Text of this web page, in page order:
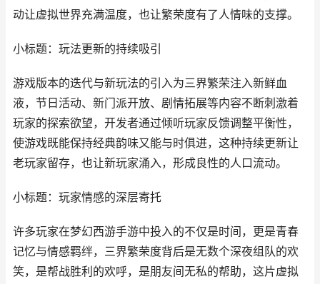
动让虚拟世界充满温度，也让繁荣度有了人情味的支撑。
小标题：玩法更新的持续吸引
游戏版本的迭代与新玩法的引入为三界繁荣注入新鲜血
液，节日活动、新门派开放、剧情拓展等内容不断刺激着
玩家的探索欲望，开发者通过倾听玩家反馈调整平衡性，
使游戏既能保持经典韵味又能与时俱进，这种持续更新让
老玩家留存，也让新玩家涌入，形成良性的人口流动。
小标题：玩家情感的深层寄托
许多玩家在梦幻西游手游中投入的不仅是时间，更是青春
记忆与情感羁绊，三界繁荣度背后是无数个深夜组队的欢
笑，是帮战胜利的欢呼，是朋友间无私的帮助，这片虚拟